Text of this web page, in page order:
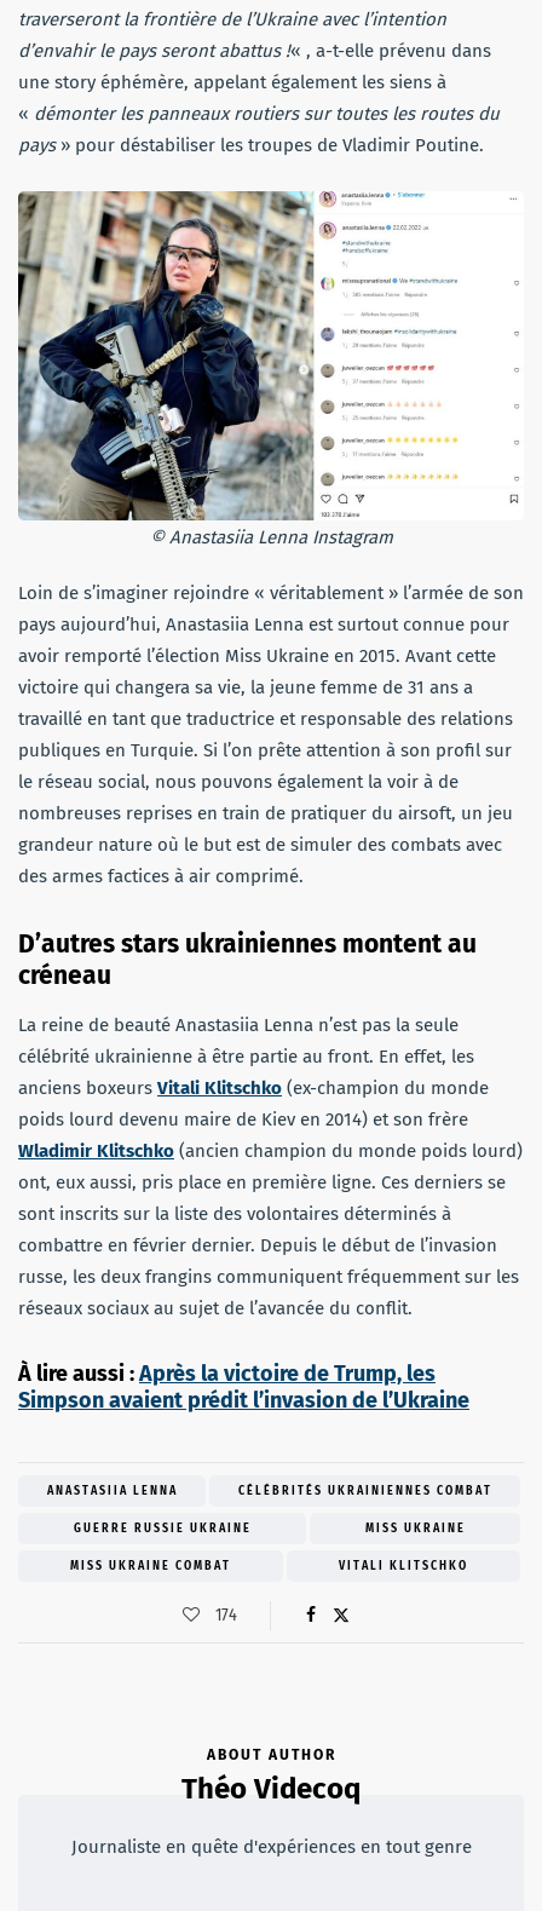
traverseront la frontière de l’Ukraine avec l’intention
d’envahir le pays seront abattus !« , a-t-elle prévenu dans
une story éphémère, appelant également les siens à
« démonter les panneaux routiers sur toutes les routes du
pays» pour déstabiliser les troupes de Vladimir Poutine.
© Anastasiia Lenna Instagram
Loin de s’imaginer rejoindre « véritablement » l’armée de son
pays aujourd’hui, Anastasiia Lenna est surtout connue pour
avoir remporté l’élection Miss Ukraine en 2015. Avant cette
victoire qui changera sa vie, la jeune femme de 31 ans a
travaillé en tant que traductrice et responsable des relations
publiques en Turquie. Si l’on prête attention à son profil sur
le réseau social, nous pouvons également la voir à de
nombreuses reprises en train de pratiquer du airsoft, un jeu
grandeur nature où le but est de simuler des combats avec
des armes factices à air comprimé.
D’autres stars ukrainiennes montent au
créneau
La reine de beauté Anastasiia Lenna n’est pas la seule
célébrité ukrainienne à être partie au front. En effet, les
anciens boxeurs Vitali Klitschko (ex-champion du monde
poids lourd devenu maire de Kiev en 2014) et son frère
Wladimir Klitschko (ancien champion du monde poids lourd)
ont, eux aussi, pris place en première ligne. Ces derniers se
sont inscrits sur la liste des volontaires déterminés à
combattre en février dernier. Depuis le début de l’invasion
russe, les deux frangins communiquent fréquemment sur les
réseaux sociaux au sujet de l’avancée du conflit.
À lire aussi :Après la victoire de Trump, les
Simpson avaient prédit l’invasion de l’Ukraine
ANASTASIIA LENNA CÉLÉBRITÉS UKRAINIENNES COMBAT
GUERRE RUSSIE UKRAINE MISS UKRAINE
MISS UKRAINE COMBAT VITALI KLITSCHKO
174
ABOUT AUTHOR
Théo Videcoq
Journaliste en quête d'expériences en tout genre